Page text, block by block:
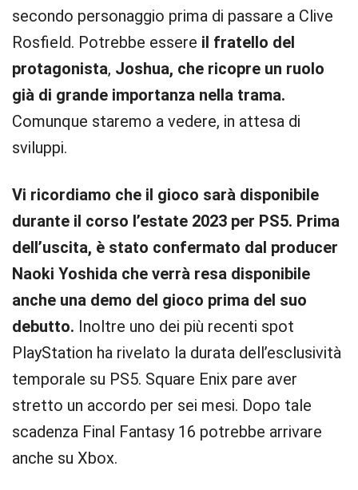
secondo personaggio prima di passare a Clive
Rosfield. Potrebbe essere il fratello del
protagonista, Joshua, che ricopre un ruolo
già di grande importanza nella trama.
Comunque staremo a vedere, in attesa di
sviluppi.
Vi ricordiamo che il gioco sarà disponibile
durante il corso l’estate 2023 per PS5. Prima
dell’uscita, è stato confermato dal producer
Naoki Yoshida che verrà resa disponibile
anche una demo del gioco prima del suo
debutto. Inoltre uno dei più recenti spot
PlayStation ha rivelato la durata dell’esclusività
temporale su PS5. Square Enix pare aver
stretto un accordo per sei mesi. Dopo tale
scadenza Final Fantasy 16 potrebbe arrivare
anche su Xbox.